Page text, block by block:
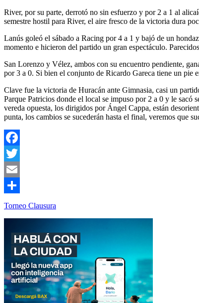
River, por su parte, derrotó no sin esfuerzo y por 2 a 1 al
semestre hostil para River, el aire fresco de la victoria dura
Lanús goleó el sábado a Racing por 4 a 1 y bajó de un
momento e hicieron del partido un gran espectáculo.
San Lorenzo y Vélez, ambos con su encuentro pendiente,
por 3 a 0. Si bien el conjunto de Ricardo Gareca tiene un pie
Clave fue la victoria de Huracán ante Gimnasia, casi un
Parque Patricios donde el local se impuso por 2 a 0 y le sacó
vereda opuesta, los dirigidos por Ángel Cappa, están
punta, los cambios se sucederán hasta el final, veremos que
Facebook
Twitter
Email
Compartir
Torneo Clausura